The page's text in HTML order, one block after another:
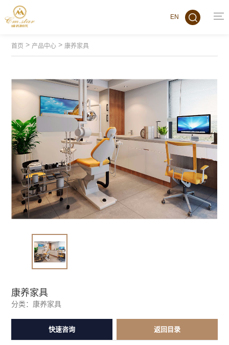
EN
首页 > 产品中心 > 康养家具
康养家具
分类： 康养家具
快速咨询 返回目录